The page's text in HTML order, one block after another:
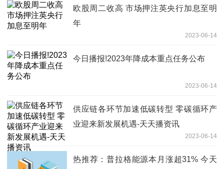
欧股周二收高 市场押注英央行加息至明
年
2023-06-14
今日播报!2023年降成本重点任务公布
2023-06-14
供应链各环节加速低碳转型 零碳循环产
业迎来新发展机遇-天天播资讯
2023-06-14
热推荐：普拉格能源本月涨超31% 今天